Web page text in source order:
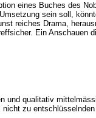
eines Buches des
sein soll,
reiches Drama,
Ein
qualitativ
zu